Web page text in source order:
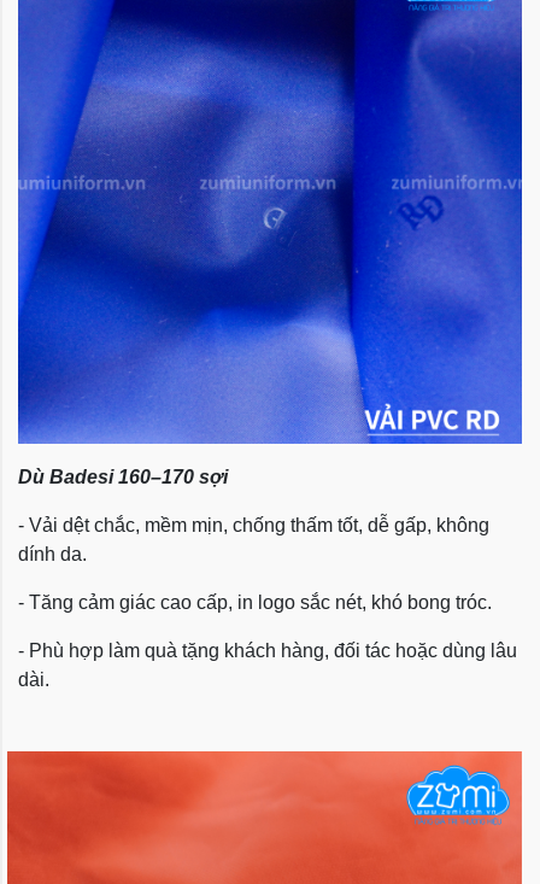
Dù Badesi 160–170 sợi
- Vải dệt chắc, mềm mịn, chống thấm tốt, dễ gấp, không
dính da.
- Tăng cảm giác cao cấp, in logo sắc nét, khó bong tróc.
- Phù hợp làm quà tặng khách hàng, đối tác hoặc dùng lâu
dài.